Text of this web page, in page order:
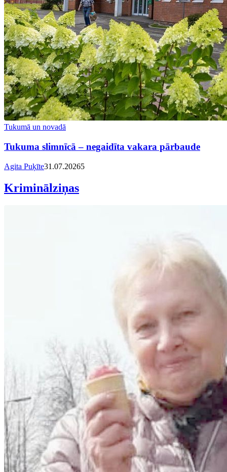
Tukumā un novadā
Tukuma slimnīcā – negaidīta vakara pārbaude
Agita Puķīte31.07.20265
Kriminālziņas